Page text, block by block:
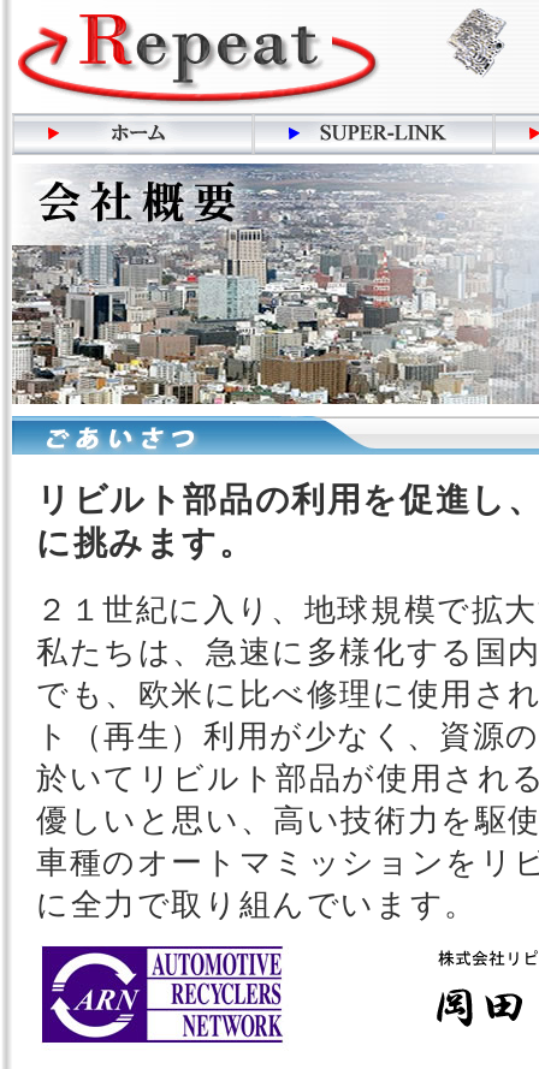
リビルト部品の利用を促進し
に挑みます。
２１世紀に入り、地球規模で拡
私たちは、急速に多様化する国
でも、欧米に比べ修理に使用さ
ト（再生）利用が少なく、資源
於いてリビルト部品が使用され
優しいと思い、高い技術力を駆
車種のオートマミッションをリ
に全力で取り組んでいます。